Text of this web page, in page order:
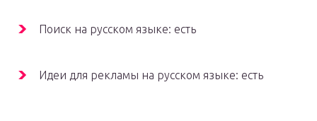
Поиск на русском языке: есть
Идеи для рекламы на русском языке: есть